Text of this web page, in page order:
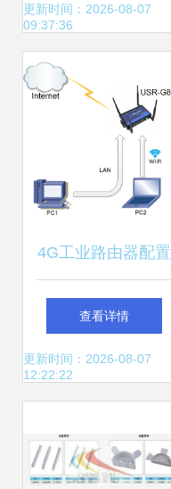
板设计指南
更新时间：2026-08-07
09:37:36
4G工业路由器配置
指南 一步步搭建稳
定通讯设备
查看详情
更新时间：2026-08-07
12:22:22